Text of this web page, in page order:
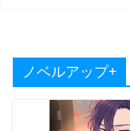
ノベルアップ+